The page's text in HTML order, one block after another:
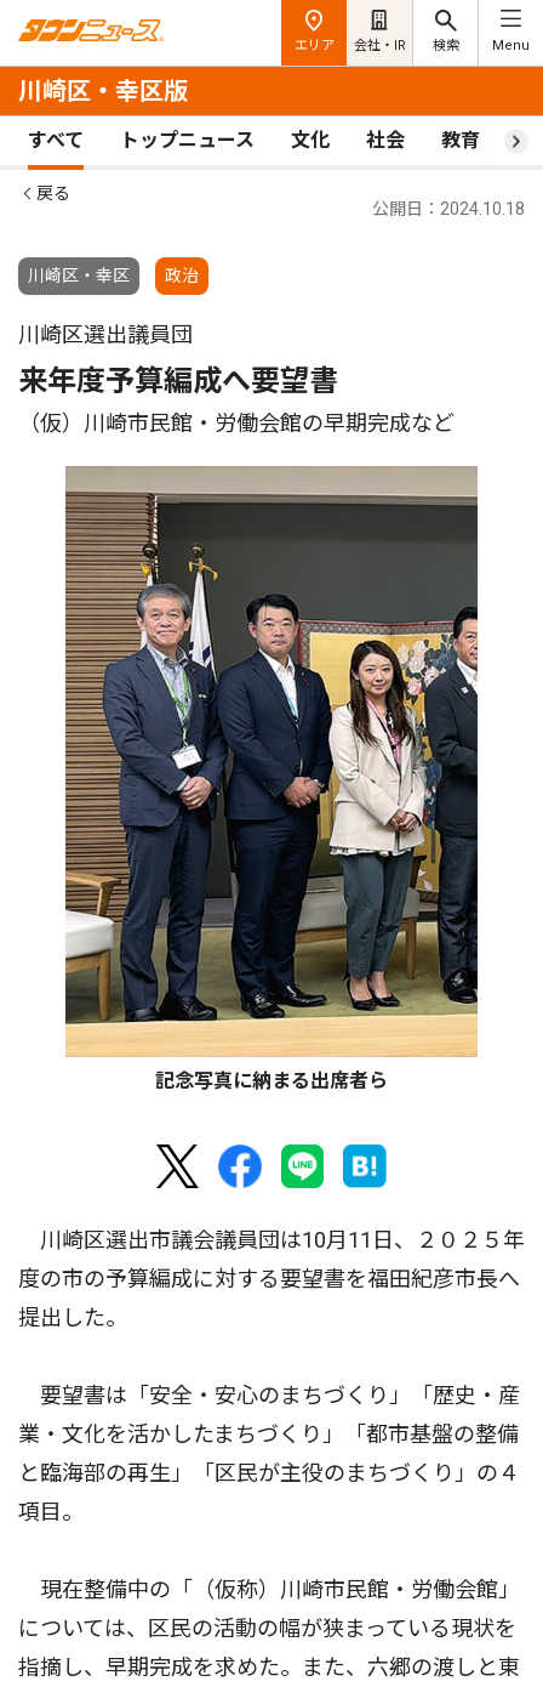
エリア 会社・IR 検索 Menu
川崎区・幸区版
すべて トップニュース 文化 社会 教育 ス
戻る
川崎区・幸区 政治
公開日：2024.10.18
川崎区選出議員団
来年度予算編成へ要望書
（仮）川崎市民館・労働会館の早期完成など
記念写真に納まる出席者ら
川崎区選出市議会議員団は10月11日、２０２５年
度の市の予算編成に対する要望書を福田紀彦市長へ
提出した。
要望書は「安全・安心のまちづくり」「歴史・産
業・文化を活かしたまちづくり」「都市基盤の整備
と臨海部の再生」「区民が主役のまちづくり」の４
項目。
現在整備中の「（仮称）川崎市民館・労働会館」
については、区民の活動の幅が狭まっている現状を
指摘し、早期完成を求めた。また、六郷の渡しと東